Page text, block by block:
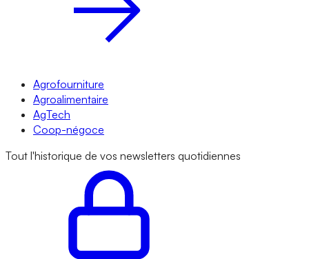
Agrofourniture
Agroalimentaire
AgTech
Coop-négoce
Tout l'historique de vos newsletters quotidiennes